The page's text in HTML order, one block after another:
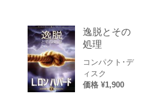
逸脱とその
処理
コンパクト･デ
ィスク
価格 ¥1,900